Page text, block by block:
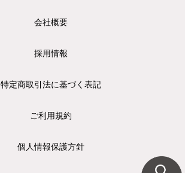
会社概要
採用情報
特定商取引法に基づく表記
ご利用規約
個人情報保護方針